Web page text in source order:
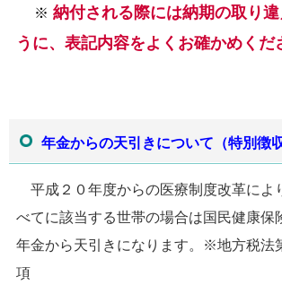
※ 納付される際には納期の取り
うに、表記内容をよくお確かめくだ
年金からの天引きについて（特別徴収
平成２０年度からの医療制度改革によ
べてに該当する世帯の場合は国民健康保
年金から天引きになります。※地方税法
項